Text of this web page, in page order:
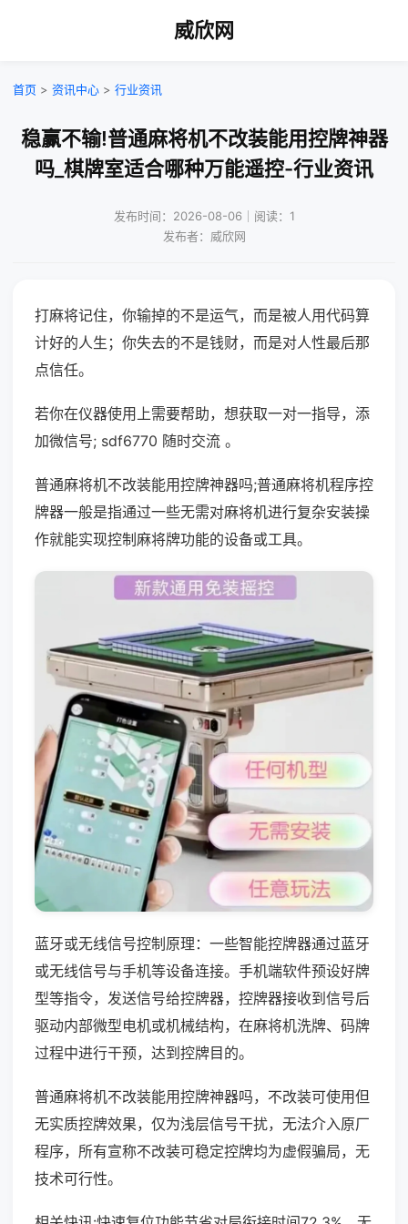
威欣网
首页 > 资讯中心 > 行业资讯
稳赢不输!普通麻将机不改装能用控牌神器
吗_棋牌室适合哪种万能遥控-行业资讯
发布时间：2026-08-06｜阅读：1
发布者：威欣网
打麻将记住，你输掉的不是运气，而是被人用代码算
计好的人生；你失去的不是钱财，而是对人性最后那
点信任。
若你在仪器使用上需要帮助，想获取一对一指导，添
加微信号; sdf6770 随时交流 。
普通麻将机不改装能用控牌神器吗;普通麻将机程序控
牌器一般是指通过一些无需对麻将机进行复杂安装操
作就能实现控制麻将牌功能的设备或工具。
蓝牙或无线信号控制原理：一些智能控牌器通过蓝牙
或无线信号与手机等设备连接。手机端软件预设好牌
型等指令，发送信号给控牌器，控牌器接收到信号后
驱动内部微型电机或机械结构，在麻将机洗牌、码牌
过程中进行干预，达到控牌目的。
普通麻将机不改装能用控牌神器吗，不改装可使用但
无实质控牌效果，仅为浅层信号干扰，无法介入原厂
程序，所有宣称不改装可稳定控牌均为虚假骗局，无
技术可行性。